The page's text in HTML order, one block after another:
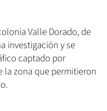
Valle Dorado, de
investigación y se
captado por
la zona que permitieron